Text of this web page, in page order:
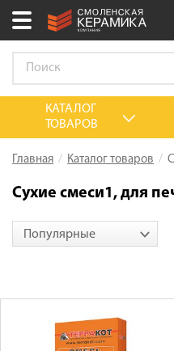
Выберите ваш город:
+7 (4812) 548-777
0 товаров на сумму0.00
Акции
Калькулятор
Оплата
Доставка
КАТАЛОГ
ТОВАРОВ
Главная Каталог товаров
Сухие смеси1, для
Популярные